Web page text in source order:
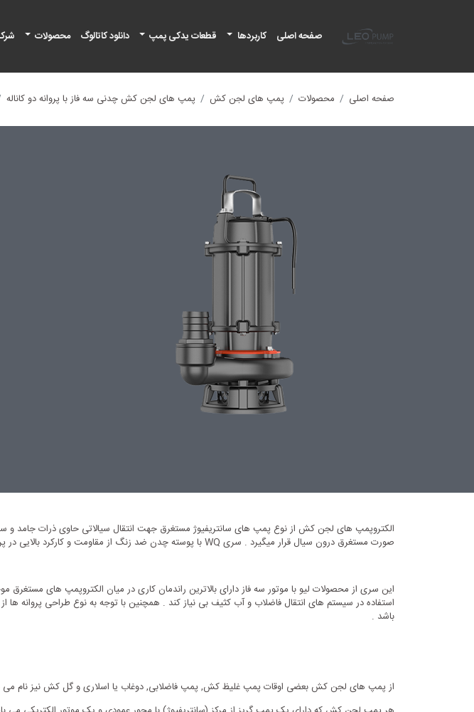
صفحه اصلی
کاربردها قطعات یدکی پمپ دانلود کاتالوگ محصولات
صفحه اصلی محصولات پمپ های لجن کش پمپ های لجن کش چدنی سه فاز با پروانه دو کاناله
الکتروپمپ های لجن کش از نوع ­­­­­­­­­پمپ های سانتریفیوژ مستغرق جهت انتقال سیالاتی حاوی ذرات جامد
صورت مستغرق درون سیال قرار میگیرد . سری WQ با پوسته چدن ضد زنگ از مقاومت و کارکرد بالایی در پروژه های صنعتی و کارخانجات شتصفیه فاضلاب برخوردار است .
این سری از محصولات لیو با موتور سه فاز دارای بالاترین راندمان کاری در میان الکتروپمپ های
استفاده در سیستم های انتقال فاضلاب و آب کثیف بی نیاز کند . همچنین با توجه به نوع طراحی پروانه ها از
باشد .
از پمپ های لجن کش بعضی اوقات پمپ غلیظ کش, پمپ فاضلابی, دوغاب یا اسلاری و گل کش نیز نام می